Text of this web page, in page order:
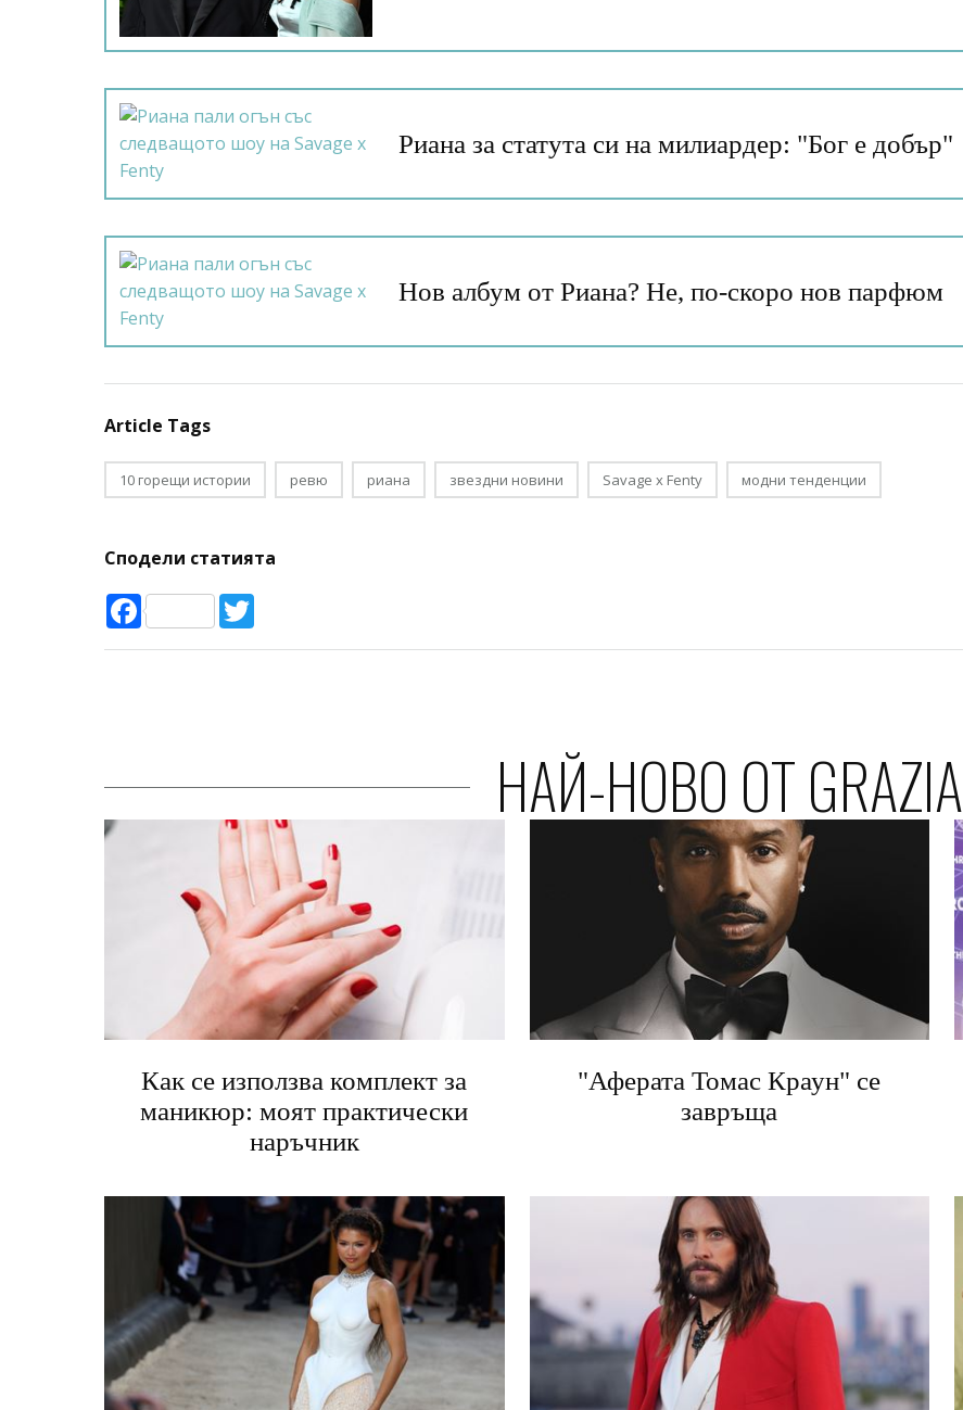
Риана за статута си на милиардер: "Бог е добър"
Нов албум от Риана? Не, по-скоро нов парфюм
Article Tags
10 горещи истории ревю риана звездни новини Savage x Fenty модни тенденции
Сподели статията
Facebook
НАЙ-НОВО ОТ GRAZIA
Как се използва комплект за
маникюр: моят практически
наръчник
"Аферата Томас Краун" се
завръща